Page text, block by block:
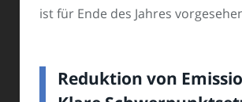
ist für Ende des Jahres
Reduktion von